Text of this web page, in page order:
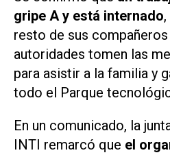
gripe A y está internado
resto de sus
autoridades tomen las
para asistir a la familia y
todo el Parque
En un comunicado, la
INTI remarcó que el